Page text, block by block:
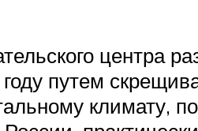
центра
путем
климату,